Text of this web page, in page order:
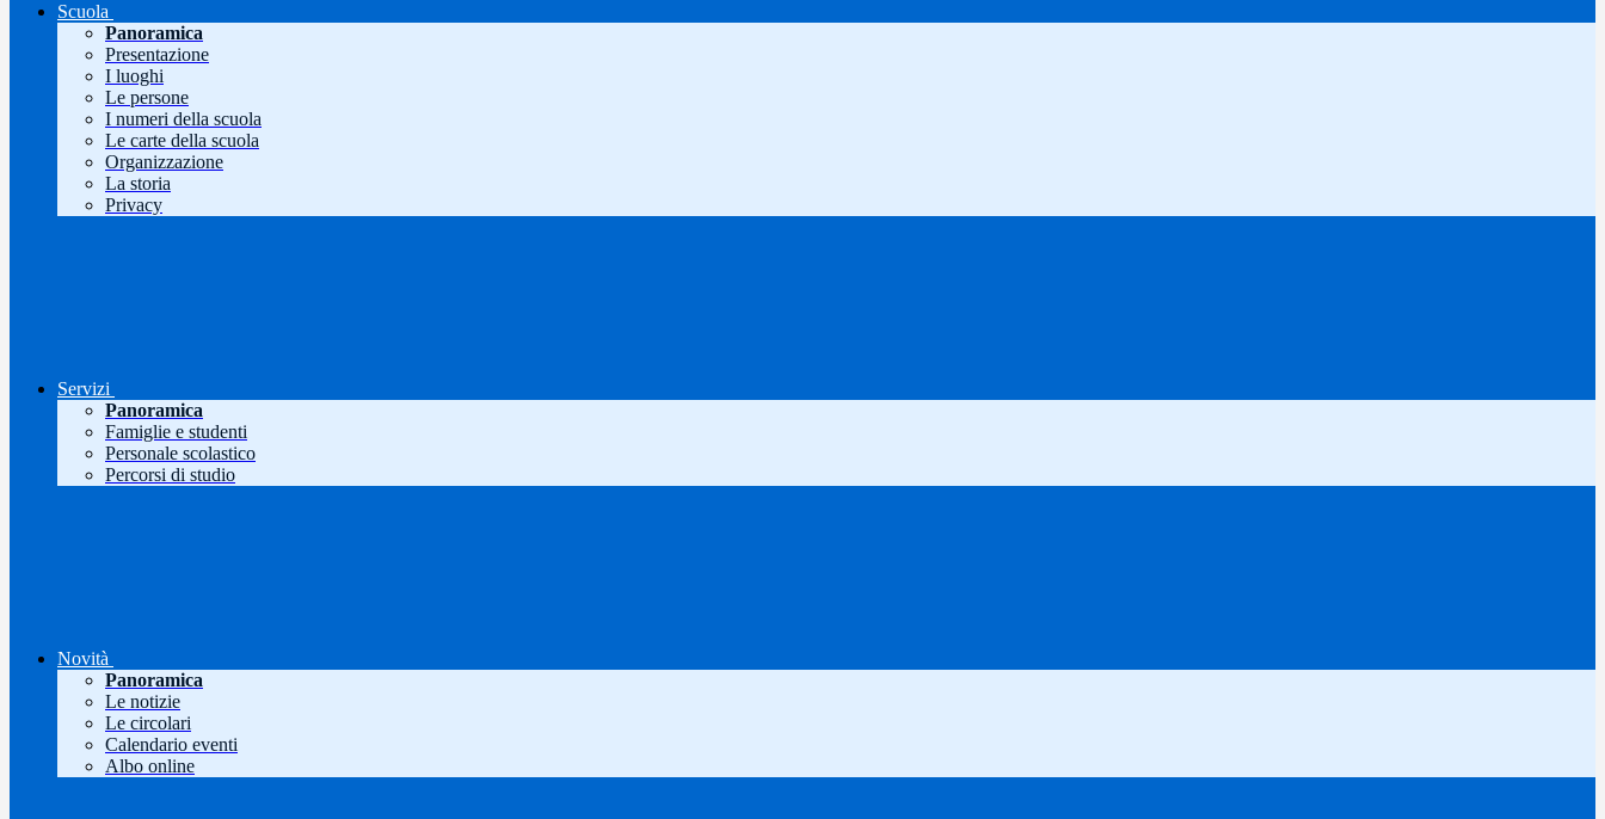
Scuola
Panoramica
Presentazione
I luoghi
Le persone
I numeri della scuola
Le carte della scuola
Organizzazione
La storia
Privacy
Servizi
Panoramica
Famiglie e studenti
Personale scolastico
Percorsi di studio
Novità
Panoramica
Le notizie
Le circolari
Calendario eventi
Albo online